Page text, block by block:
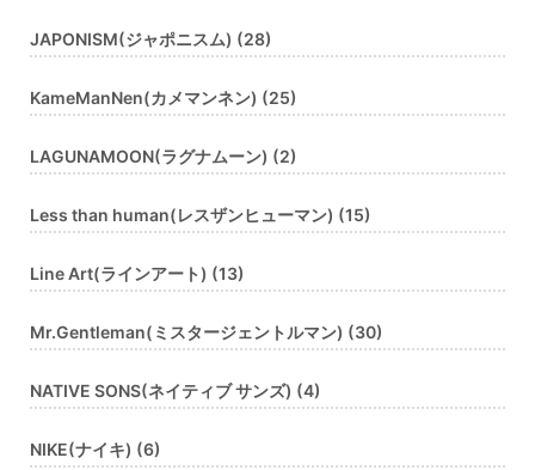
JAPONISM(ジャポニスム) (28)
KameManNen(カメマンネン) (25)
LAGUNAMOON(ラグナムーン) (2)
Less than human(レスザンヒューマン) (15)
Line Art(ラインアート) (13)
Mr.Gentleman(ミスタージェントルマン) (30)
NATIVE SONS(ネイティブ サンズ) (4)
NIKE(ナイキ) (6)